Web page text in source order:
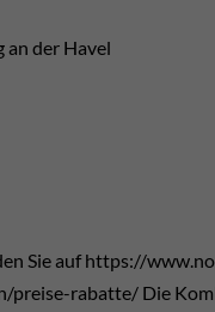
an der Havel
Sie auf https://
preise-rabatte/ Die